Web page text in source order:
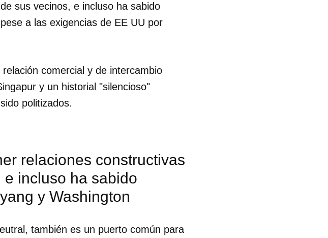
sus vecinos, e incluso ha sabido
a las exigencias de EE UU por
comercial y de intercambio
y un historial "silencioso"
politizados.
relaciones constructivas
incluso ha sabido
y Washington
también es un puerto común para